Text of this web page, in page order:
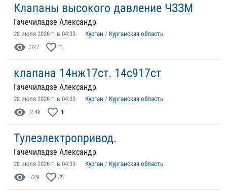
Клапаны высокого давление ЧЗЗМ
Гачечиладзе Александр
28 июля 2026 г. в 04:33 Курган / Курганская область
visibility 327 favorite_border 1
клапана 14нж17ст. 14с917ст
Гачечиладзе Александр
28 июля 2026 г. в 04:33 Курган / Курганская область
visibility 2.4k favorite_border 1
Тулеэлектропривод.
Гачечиладзе Александр
28 июля 2026 г. в 04:33 Курган / Курганская область
visibility 729 favorite_border 2